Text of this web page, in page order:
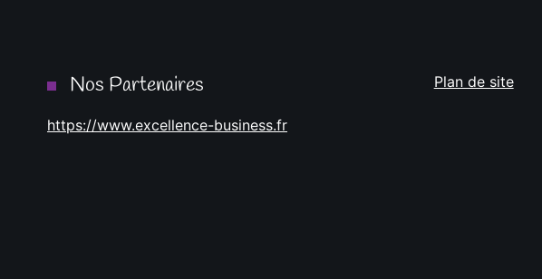
Nos Partenaires
https://www.excellence-business.fr
Plan de site